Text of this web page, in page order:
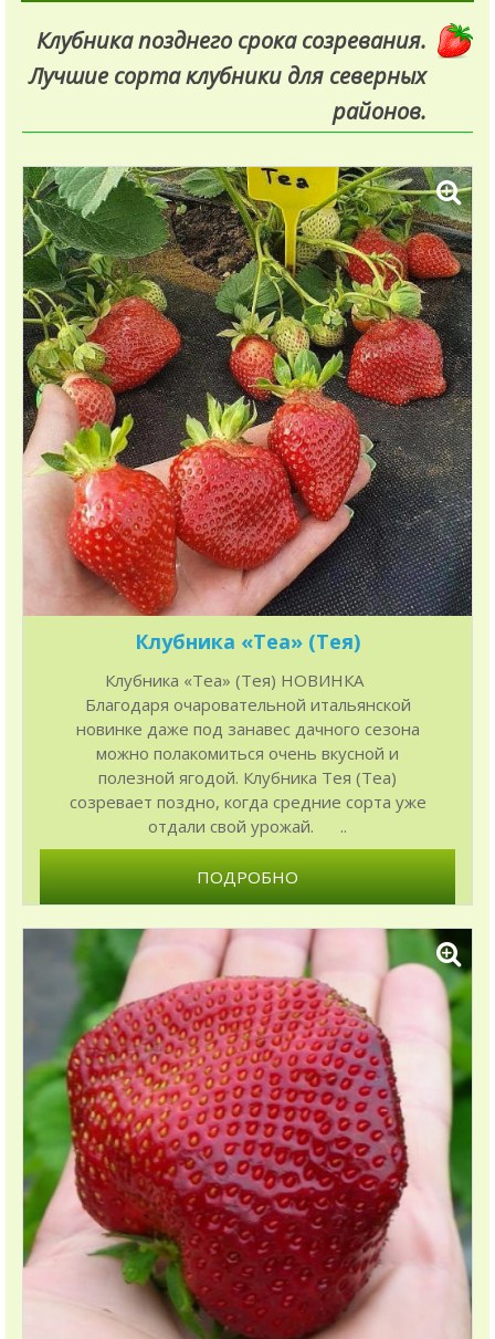
Клубника позднего срока созревания.
Лучшие сорта клубники для северных
районов.
Клубника «Tea» (Тея)
Клубника «Tea» (Тея) НОВИНКА
Благодаря очаровательной итальянской
новинке даже под занавес дачного сезона
можно полакомиться очень вкусной и
полезной ягодой. Клубника Тея (Теа)
созревает поздно, когда средние сорта уже
отдали свой урожай. ..
ПОДРОБНО